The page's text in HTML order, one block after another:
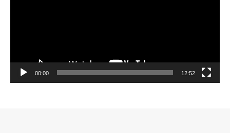
00:00 12:52